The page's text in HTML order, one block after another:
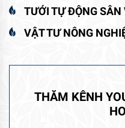
TƯỚI TỰ ĐỘNG SÂN
VẬT TƯ NÔNG
THĂM KÊNH